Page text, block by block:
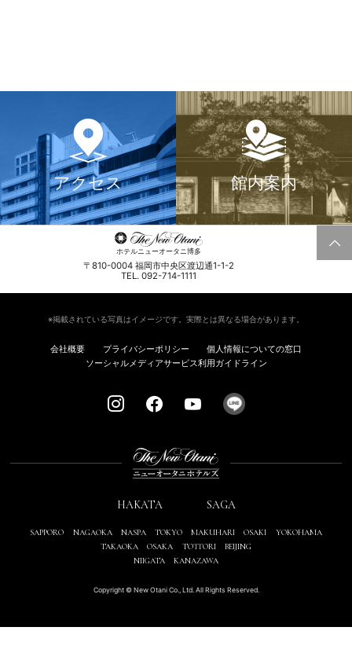
アクセス 館内案内
ホテルニューオータニ博多
〒810-0004 福岡市中央区渡辺通1-1-2
TEL. 092-714-1111
※掲載されている写真はイメージです。実際とは異なる場合があります。
会社概要 プライバシーポリシー
個人情報についての窓口
ソーシャルメディアサービス利用ガイドライン
HAKATA SAGA
SAPPORO NAGAOKA NASPA TOKYO MAKUHARI OSAKI
YOKOHAMA
TAKAOKA
OSAKA TOTTORI
BEIJING
NIIGATA
KANAZAWA
Copyright © New Otani Co., Ltd. All Rights Reserved.